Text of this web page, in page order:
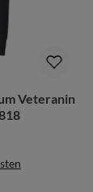
Veteranin